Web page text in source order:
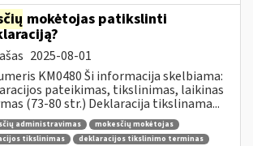
mokėtojas patikslinti
2025-08-01
KM0480 Ši informacija skelbiama:
pateikimas, tikslinimas, laikinas
(73-80 str.) Deklaracija tikslinama...
administravimas
mokesčių mokėtojas
tikslinimas deklaracijos tikslinimo terminas